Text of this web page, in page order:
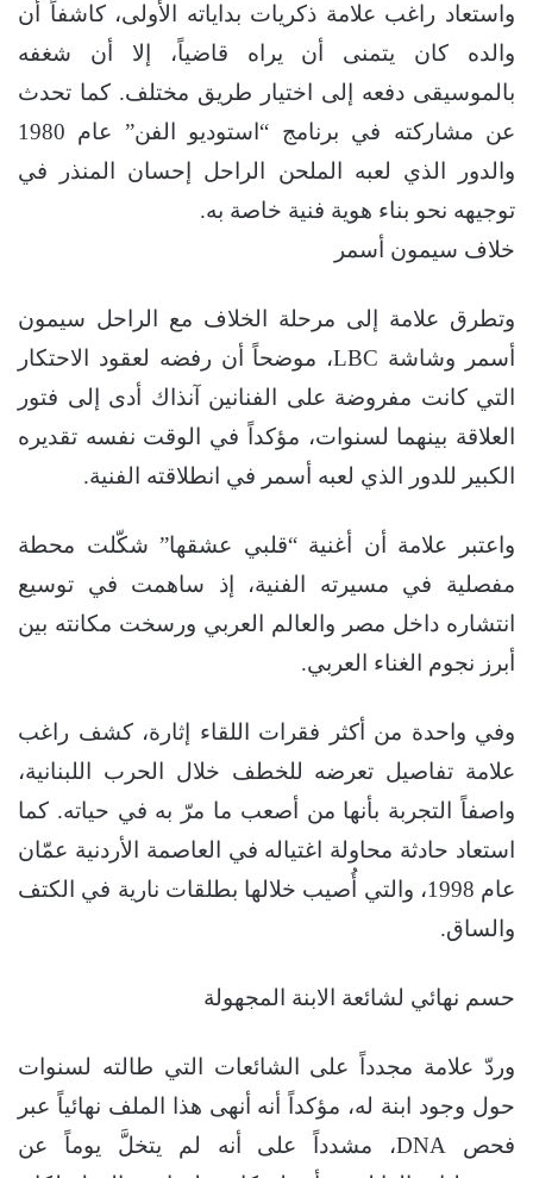
واستعاد راغب علامة ذكريات بداياته الأولى، كاشفاً أن
والده كان يتمنى أن يراه قاضياً، إلا أن شغفه
بالموسيقى دفعه إلى اختيار طريق مختلف. كما تحدث
عن مشاركته في برنامج “استوديو الفن” عام 1980
والدور الذي لعبه الملحن الراحل إحسان المنذر في
توجيهه نحو بناء هوية فنية خاصة به.
خلاف سيمون أسمر
وتطرق علامة إلى مرحلة الخلاف مع الراحل سيمون
أسمر وشاشة LBC، موضحاً أن رفضه لعقود الاحتكار
التي كانت مفروضة على الفنانين آنذاك أدى إلى فتور
العلاقة بينهما لسنوات، مؤكداً في الوقت نفسه تقديره
الكبير للدور الذي لعبه أسمر في انطلاقته الفنية.
واعتبر علامة أن أغنية “قلبي عشقها” شكّلت محطة
مفصلية في مسيرته الفنية، إذ ساهمت في توسيع
انتشاره داخل مصر والعالم العربي ورسخت مكانته بين
أبرز نجوم الغناء العربي.
وفي واحدة من أكثر فقرات اللقاء إثارة، كشف راغب
علامة تفاصيل تعرضه للخطف خلال الحرب اللبنانية،
واصفاً التجربة بأنها من أصعب ما مرّ به في حياته. كما
استعاد حادثة محاولة اغتياله في العاصمة الأردنية عمّان
عام 1998، والتي أُصيب خلالها بطلقات نارية في الكتف
والساق.
حسم نهائي لشائعة الابنة المجهولة
وردّ علامة مجدداً على الشائعات التي طالته لسنوات
حول وجود ابنة له، مؤكداً أنه أنهى هذا الملف نهائياً عبر
فحص DNA، مشدداً على أنه لم يتخلَّ يوماً عن